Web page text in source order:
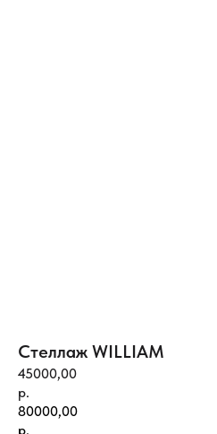
Стеллаж WILLIAM
45000,00
р.
80000,00
р.